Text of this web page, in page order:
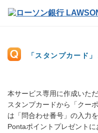
「スタンプカード
本サービス専用に作成いた
スタンプカードから「クー
は「問合わせ番号」の入力
Pontaポイントプレゼントに